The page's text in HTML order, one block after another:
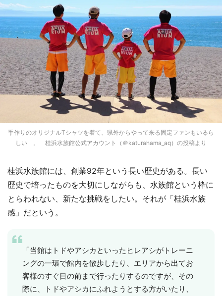
手作りのオリジナルTシャツを着て、県外からやって来る固定ファンもいるら
しい 。 桂浜水族館公式アカウント（＠katurahama_aq）の投稿より
桂浜水族館には、創業92年という長い歴史がある。長い
歴史で培ったものを大切にしながらも、水族館という枠に
とらわれない、新たな挑戦をしたい。それが「桂浜水族
感」だという。
「当館はトドやアシカといったヒレアシがトレーニ
ングの一環で館内を散歩したり、エリアから出てお
客様のすぐ目の前まで行ったりするのですが、その
際に、トドやアシカにふれようとする方がいたり、